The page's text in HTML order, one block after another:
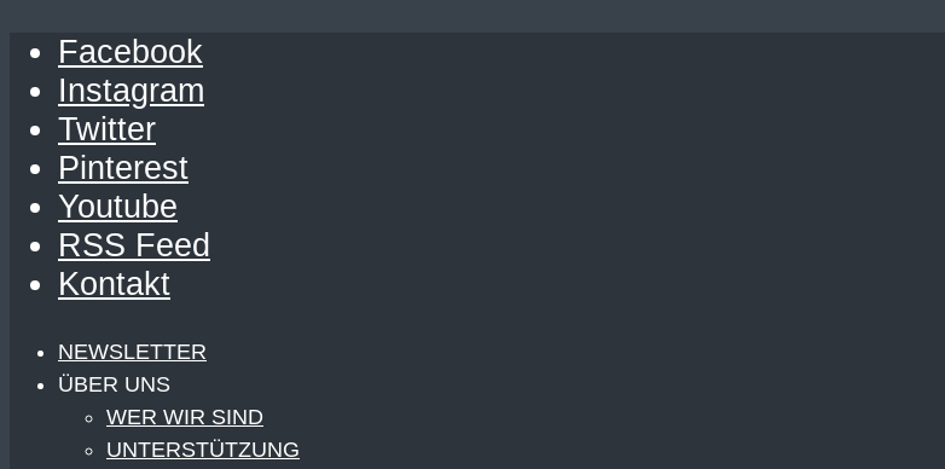
Facebook
Instagram
Twitter
Pinterest
Youtube
RSS Feed
Kontakt
NEWSLETTER
ÜBER UNS
WER WIR SIND
UNTERSTÜTZUNG